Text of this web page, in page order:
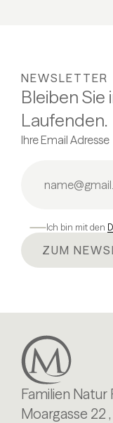
NEWSLETTER
Bleiben Sie
Laufenden.
Ihre Email Adresse
Ich bin mit den
ZUM
Familien
Moargasse 22